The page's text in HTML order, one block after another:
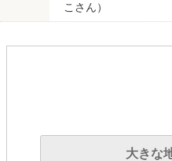
こさん）
大きな